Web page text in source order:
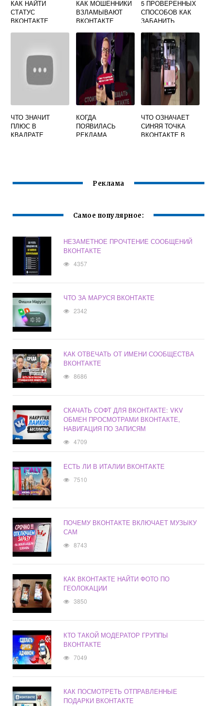
КАК НАЙТИ
СТАТУС
ВКОНТАКТЕ
КАК МОШЕННИКИ
ВЗЛАМЫВАЮТ
ВКОНТАКТЕ
5 ПРОВЕРЕННЫХ
СПОСОБОВ КАК
ЗАБАНИТЬ
ЧТО ЗНАЧИТ
ПЛЮС В
КВАДРАТЕ
КОГДА
ПОЯВИЛАСЬ
РЕКЛАМА
ЧТО ОЗНАЧАЕТ
СИНЯЯ ТОЧКА
ВКОНТАКТЕ В
Реклама
Самое популярное:
НЕЗАМЕТНОЕ ПРОЧТЕНИЕ СООБЩЕНИЙ
ВКОНТАКТЕ
4357
ЧТО ЗА МАРУСЯ ВКОНТАКТЕ
2342
КАК ОТВЕЧАТЬ ОТ ИМЕНИ СООБЩЕСТВА
ВКОНТАКТЕ
8686
СКАЧАТЬ СОФТ ДЛЯ ВКОНТАКТЕ: VKV
ОБМЕН ПРОСМОТРАМИ ВКОНТАКТЕ,
НАВИГАЦИЯ ПО ЗАПИСЯМ
4709
ЕСТЬ ЛИ В ИТАЛИИ ВКОНТАКТЕ
7510
ПОЧЕМУ ВКОНТАКТЕ ВКЛЮЧАЕТ МУЗЫКУ
САМ
8743
КАК ВКОНТАКТЕ НАЙТИ ФОТО ПО
ГЕОЛОКАЦИИ
3850
КТО ТАКОЙ МОДЕРАТОР ГРУППЫ
ВКОНТАКТЕ
7049
КАК ПОСМОТРЕТЬ ОТПРАВЛЕННЫЕ
ПОДАРКИ ВКОНТАКТЕ